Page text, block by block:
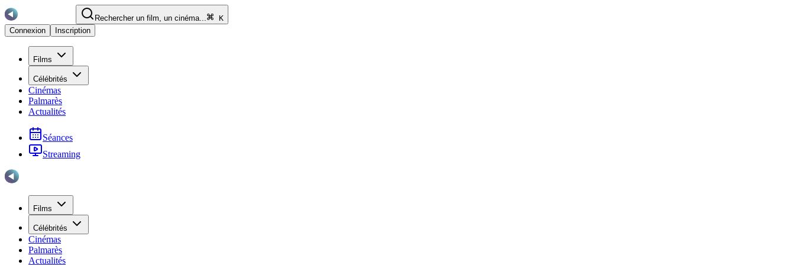
Rechercher un film, un cinéma...
K
Connexion
Inscription
Films
Célébrités
Cinémas
Palmarès
Actualités
Séances
Streaming
Films
Célébrités
Cinémas
Palmarès
Actualités